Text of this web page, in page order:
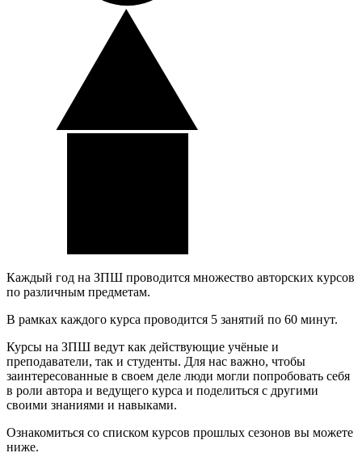
Каждый год на ЗПШ проводится множество авторских курсов
по различным предметам.
В рамках каждого курса проводится 5 занятий по 60 минут.
Курсы на ЗПШ ведут как действующие учёные и
преподаватели, так и студенты. Для нас важно, чтобы
заинтересованные в своем деле люди могли попробовать себя
в роли автора и ведущего курса и поделиться с другими
своими знаниями и навыками.
Ознакомиться со списком курсов прошлых сезонов вы можете
ниже.